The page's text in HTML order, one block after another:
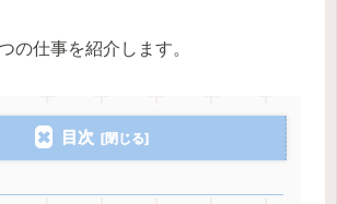
の仕事を紹介します。
目次